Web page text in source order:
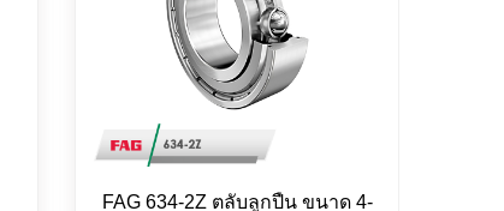
FAG 634-2Z ตลับลูกปืน ขนาด 4-